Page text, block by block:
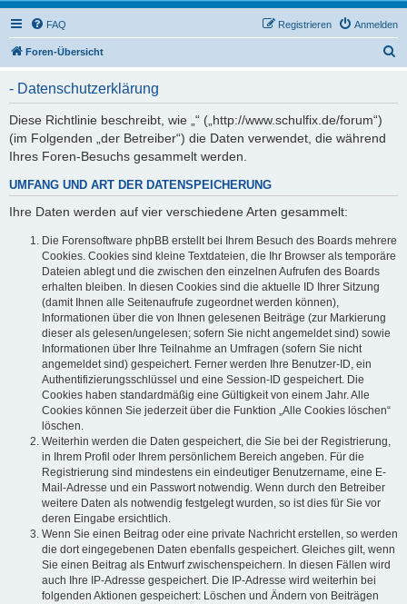
FAQ Anmelden
Registrieren
Foren-Übersicht
- Datenschutzerklärung
Diese Richtlinie beschreibt, wie „“ („http://www.schulfix.de/forum“)
(im Folgenden „der Betreiber“) die Daten verwendet, die während
Ihres Foren-Besuchs gesammelt werden.
UMFANG UND ART DER DATENSPEICHERUNG
Ihre Daten werden auf vier verschiedene Arten gesammelt:
Die Forensoftware phpBB erstellt bei Ihrem Besuch des Boards mehrere
Cookies. Cookies sind kleine Textdateien, die Ihr Browser als temporäre
Dateien ablegt und die zwischen den einzelnen Aufrufen des Boards
erhalten bleiben. In diesen Cookies sind die aktuelle ID Ihrer Sitzung
(damit Ihnen alle Seitenaufrufe zugeordnet werden können),
Informationen über die von Ihnen gelesenen Beiträge (zur Markierung
dieser als gelesen/ungelesen; sofern Sie nicht angemeldet sind) sowie
Informationen über Ihre Teilnahme an Umfragen (sofern Sie nicht
angemeldet sind) gespeichert. Ferner werden Ihre Benutzer-ID, ein
Authentifizierungsschlüssel und eine Session-ID gespeichert. Die
Cookies haben standardmäßig eine Gültigkeit von einem Jahr. Alle
Cookies können Sie jederzeit über die Funktion „Alle Cookies löschen“
löschen.
Weiterhin werden die Daten gespeichert, die Sie bei der Registrierung,
in Ihrem Profil oder Ihrem persönlichem Bereich angeben. Für die
Registrierung sind mindestens ein eindeutiger Benutzername, eine E-
Mail-Adresse und ein Passwort notwendig. Wenn durch den Betreiber
weitere Daten als notwendig festgelegt wurden, so ist dies für Sie vor
deren Eingabe ersichtlich.
Wenn Sie einen Beitrag oder eine private Nachricht erstellen, so werden
die dort eingegebenen Daten ebenfalls gespeichert. Gleiches gilt, wenn
Sie einen Beitrag als Entwurf zwischenspeichern. In diesen Fällen wird
auch Ihre IP-Adresse gespeichert. Die IP-Adresse wird weiterhin bei
folgenden Aktionen gespeichert: Löschen und Ändern von Beiträgen